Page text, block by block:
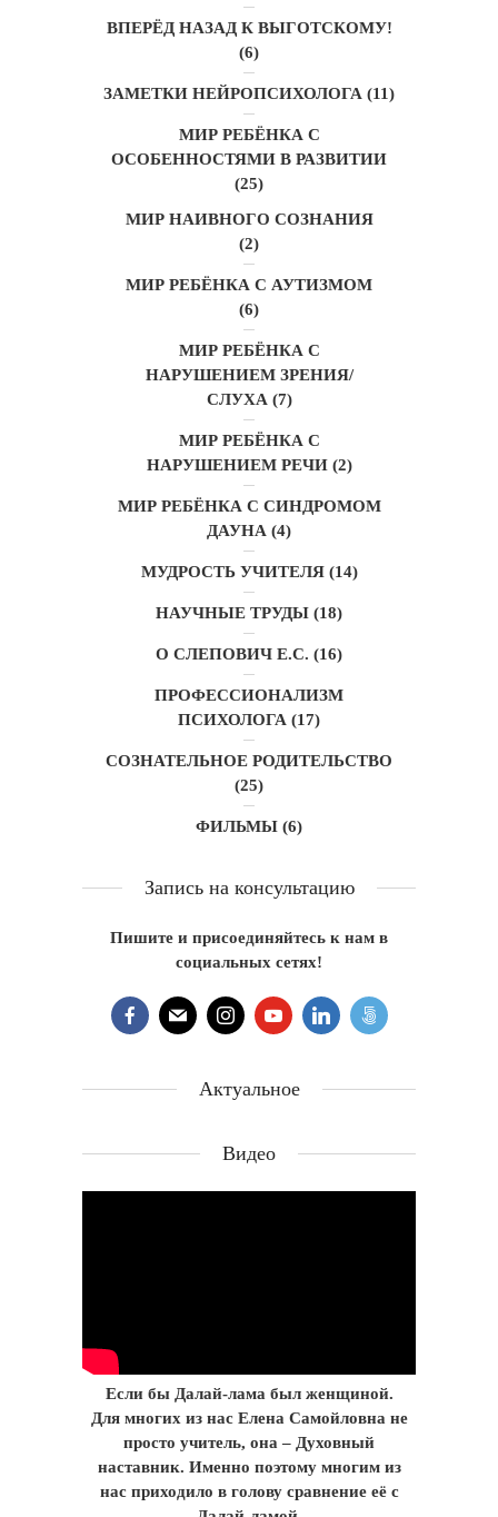
ВПЕРЁД НАЗАД К ВЫГОТСКОМУ!
(6)
ЗАМЕТКИ НЕЙРОПСИХОЛОГА (11)
МИР РЕБЁНКА С
ОСОБЕННОСТЯМИ В РАЗВИТИИ
(25)
МИР НАИВНОГО СОЗНАНИЯ
(2)
МИР РЕБЁНКА С АУТИЗМОМ
(6)
МИР РЕБЁНКА С
НАРУШЕНИЕМ ЗРЕНИЯ/
СЛУХА(7)
МИР РЕБЁНКА С
НАРУШЕНИЕМ РЕЧИ(2)
МИР РЕБЁНКА С СИНДРОМОМ
ДАУНА (4)
МУДРОСТЬ УЧИТЕЛЯ(14)
НАУЧНЫЕ ТРУДЫ (18)
О СЛЕПОВИЧ Е.С. (16)
ПРОФЕССИОНАЛИЗМ
ПСИХОЛОГА (17)
СОЗНАТЕЛЬНОЕ РОДИТЕЛЬСТВО
(25)
ФИЛЬМЫ (6)
Запись на консультацию
Пишите и присоединяйтесь к нам в
социальных сетях!
Актуальное
Видео
Если бы Далай-лама был женщиной.
Для многих из нас Елена Самойловна не
просто учитель, она – Духовный
наставник. Именно поэтому многим из
нас приходило в голову сравнение её с